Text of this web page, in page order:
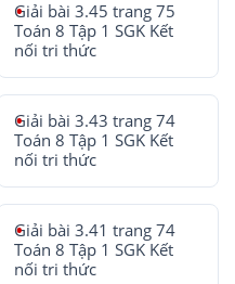
Giải bài 3.45 trang 75
Toán 8 Tập 1 SGK Kết
nối tri thức
Giải bài 3.43 trang 74
Toán 8 Tập 1 SGK Kết
nối tri thức
Giải bài 3.41 trang 74
Toán 8 Tập 1 SGK Kết
nối tri thức